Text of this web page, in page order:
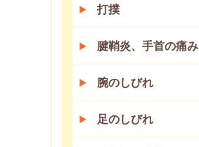
打撲
腱鞘炎、手首の痛み
腕のしびれ
足のしびれ